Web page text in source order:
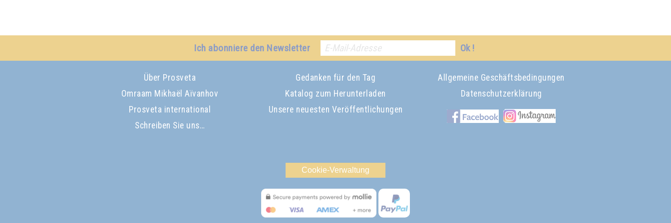
Ich abonniere den Newsletter Ok !
Über Prosveta
Omraam Mikhaël Aïvanhov
Prosveta international
Schreiben Sie uns…
Gedanken für den Tag
Katalog zum Herunterladen
Unsere neuesten Veröffentlichungen
Allgemeine Geschäftsbedingungen
Datenschutzerklärung
Cookie-Verwaltung